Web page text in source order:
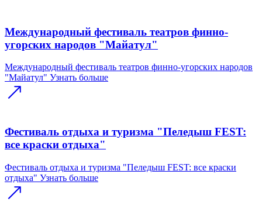
Международный фестиваль театров финно-
угорских народов "Майатул"
Международный фестиваль театров финно-угорских народов
"Майатул" Узнать больше
Фестиваль отдыха и туризма "Пеледыш FEST:
все краски отдыха"
Фестиваль отдыха и туризма "Пеледыш FEST: все краски
отдыха" Узнать больше